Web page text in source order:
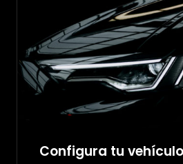
Configura tu vehículo